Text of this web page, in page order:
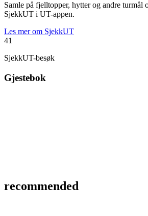
Samle på fjelltopper, hytter og andre turmål
SjekkUT i UT-appen.
Les mer om SjekkUT
41
SjekkUT-besøk
Gjestebok
recommended